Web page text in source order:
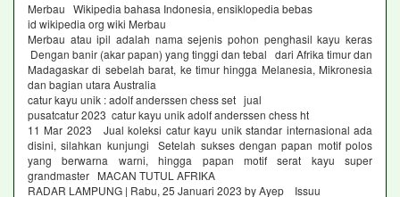
Merbau Wikipedia bahasa Indonesia, ensiklopedia bebas
id wikipedia org wiki Merbau
Merbau atau ipil adalah nama sejenis pohon penghasil kayu keras
Dengan banir (akar papan) yang tinggi dan tebal dari Afrika timur dan
Madagaskar di sebelah barat, ke timur hingga Melanesia, Mikronesia
dan bagian utara Australia
catur kayu unik : adolf anderssen chess set jual
pusatcatur 2023 catur kayu unik adolf anderssen chess ht
11 Mar 2023 Jual koleksi catur kayu unik standar internasional ada
disini, silahkan kunjungi Setelah sukses dengan papan motif polos
yang berwarna warni, hingga papan motif serat kayu super
grandmaster MACAN TUTUL AFRIKA
RADAR LAMPUNG | Rabu, 25 Januari 2023 by Ayep Issuu